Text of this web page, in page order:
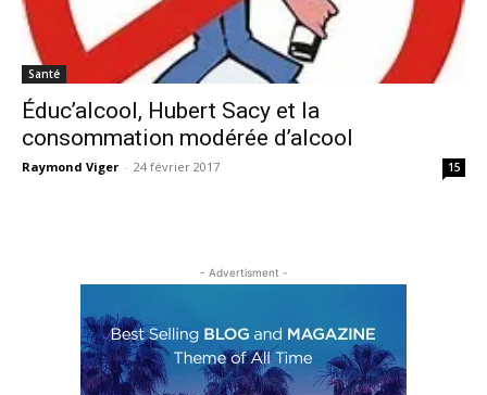
Santé
Éduc’alcool, Hubert Sacy et la
consommation modérée d’alcool
Raymond Viger - 24 février 2017 15
- Advertisment -